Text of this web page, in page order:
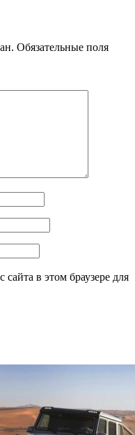
Обязательные поля
в этом браузере для